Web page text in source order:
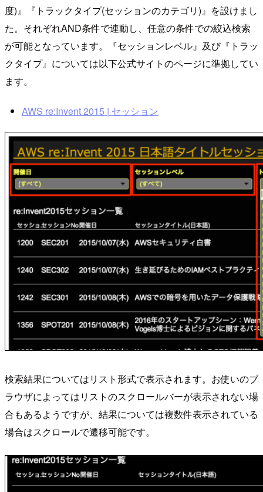
度)』『トラックタイプ(セッションのカテゴリ)』を設けまし
た。それぞれAND条件で連動し、任意の条件での絞込検索
が可能となっています。『セッションレベル』及び『トラッ
クタイプ』については以下公式サイトのページに準拠してい
ます。
AWS re:Invent 2015 | セッション
検索結果についてはリスト形式で表示されます。お使いのブ
ラウザによってはリストのスクロールバーが表示されない場
合もあるようですが、結果については複数件表示されている
場合はスクロールで遷移可能です。